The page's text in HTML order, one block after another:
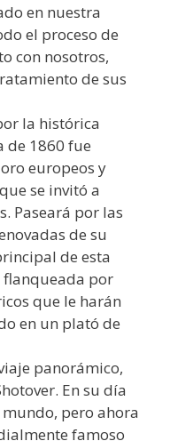
en nuestra
el proceso de
con nosotros,
de sus
la histórica
de 1860 fue
europeos y
se invitó a
Paseará por las
de su
de esta
por
que le harán
en un plató de
panorámico,
En su día
pero ahora
famoso